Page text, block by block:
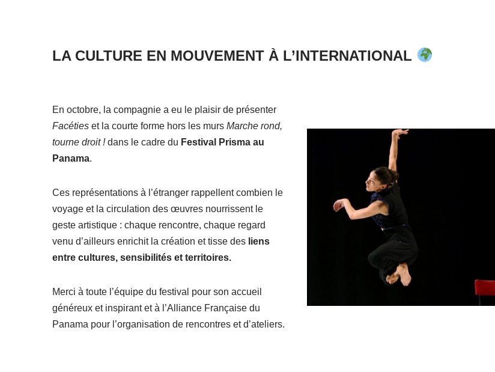
LA CULTURE EN MOUVEMENT À L’INTERNATIONAL
En octobre, la compagnie a eu le plaisir de présenter
Facéties et la courte forme hors les murs Marche rond,
tourne droit !dans le cadre du Festival Prisma au
Panama.
Ces représentations à l’étranger rappellent combien le
voyage et la circulation des œuvres nourrissent le
geste artistique : chaque rencontre, chaque regard
venu d’ailleurs enrichit la création et tisse des liens
entre cultures, sensibilités et territoires.
Merci à toute l’équipe du festival pour son accueil
généreux et inspirant et à l’Alliance Française du
Panama pour l’organisation de rencontres et d’ateliers.